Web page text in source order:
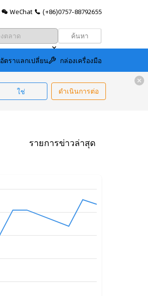
WeChat (+86)0757-88792655
ค้นหา
อัตราแลกเปลี่ยน กล่องเครื่องมือ
ใช่ ดำเนินการต่อ
รายการข่าวล่าสุด